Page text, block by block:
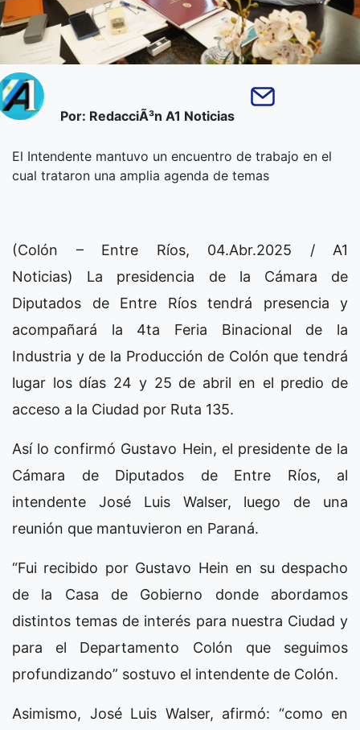
Por: RedacciÃ³n A1 Noticias
El Intendente mantuvo un encuentro de trabajo en el
cual trataron una amplia agenda de temas
(Colón – Entre Ríos, 04.Abr.2025 / A1
Noticias) La presidencia de la Cámara de
Diputados de Entre Ríos tendrá presencia y
acompañará la 4ta Feria Binacional de la
Industria y de la Producción de Colón que tendrá
lugar los días 24 y 25 de abril en el predio de
acceso a la Ciudad por Ruta 135.
Así lo confirmó Gustavo Hein, el presidente de la
Cámara de Diputados de Entre Ríos, al
intendente José Luis Walser, luego de una
reunión que mantuvieron en Paraná.
“Fui recibido por Gustavo Hein en su despacho
de la Casa de Gobierno donde abordamos
distintos temas de interés para nuestra Ciudad y
para el Departamento Colón que seguimos
profundizando” sostuvo el intendente de Colón.
Asimismo, José Luis Walser, afirmó: “como en